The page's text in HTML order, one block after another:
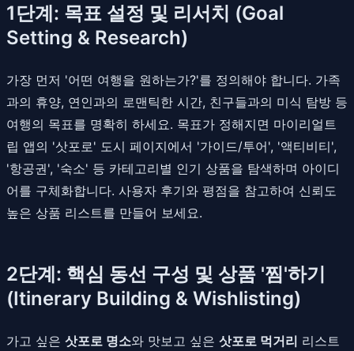
1단계: 목표 설정 및 리서치 (Goal
Setting & Research)
가장 먼저 '어떤 여행을 원하는가?'를 정의해야 합니다. 가족
과의 휴양, 연인과의 로맨틱한 시간, 친구들과의 미식 탐방 등
여행의 목표를 명확히 하세요. 목표가 정해지면 마이리얼트
립 앱의 '삿포로' 도시 페이지에서 '가이드/투어', '액티비티',
'항공권', '숙소' 등 카테고리별 인기 상품을 탐색하며 아이디
어를 구체화합니다. 사용자 후기와 평점을 참고하여 신뢰도
높은 상품 리스트를 만들어 보세요.
2단계: 핵심 동선 구성 및 상품 '찜'하기
(Itinerary Building & Wishlisting)
가고 싶은 삿포로 명소와 맛보고 싶은 삿포로 먹거리 리스트